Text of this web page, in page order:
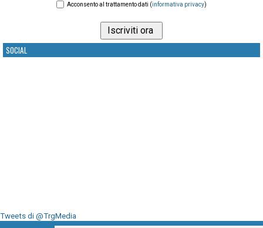
Acconsento al trattamento dati (informativa privacy)
SOCIAL
Tweets di @TrgMedia